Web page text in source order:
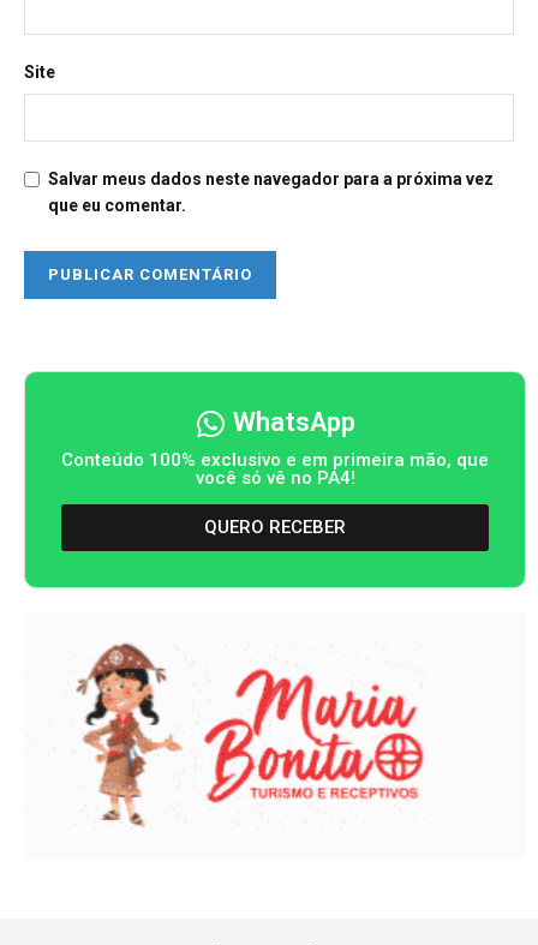
Site
Salvar meus dados neste navegador para a próxima vez
que eu comentar.
WhatsApp
Conteúdo 100% exclusivo e em primeira mão, que
você só vê no PA4!
QUERO RECEBER